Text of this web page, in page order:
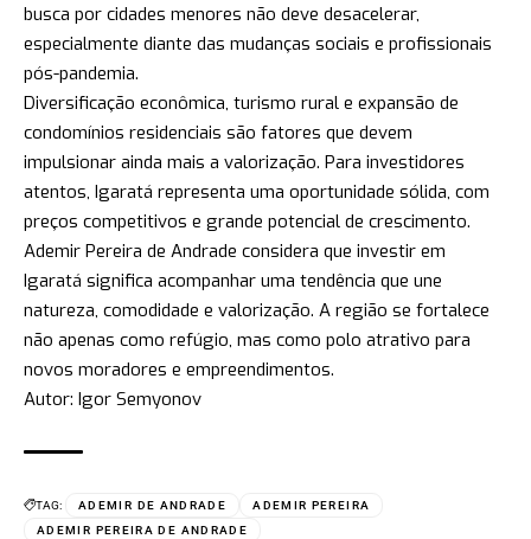
busca por cidades menores não deve desacelerar,
especialmente diante das mudanças sociais e profissionais
pós-pandemia.
Diversificação econômica, turismo rural e expansão de
condomínios residenciais são fatores que devem
impulsionar ainda mais a valorização. Para investidores
atentos, Igaratá representa uma oportunidade sólida, com
preços competitivos e grande potencial de crescimento.
Ademir Pereira de Andrade considera que investir em
Igaratá significa acompanhar uma tendência que une
natureza, comodidade e valorização. A região se fortalece
não apenas como refúgio, mas como polo atrativo para
novos moradores e empreendimentos.
Autor: Igor Semyonov
TAG: ADEMIR DE ANDRADE
ADEMIR PEREIRA
ADEMIR PEREIRA DE ANDRADE